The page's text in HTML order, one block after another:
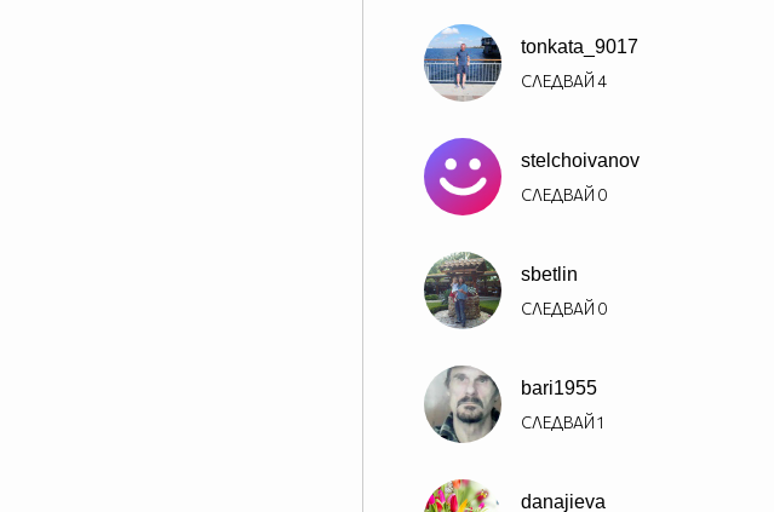
tonkata_9017
СЛЕДВАЙ4
stelchoivanov
СЛЕДВАЙ 0
sbetlin
СЛЕДВАЙ 0
bari1955
СЛЕДВАЙ1
danajieva